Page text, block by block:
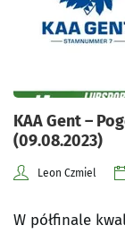
KAA Gent –
(09.08.2023)
Leon Czmiel
W półfinale